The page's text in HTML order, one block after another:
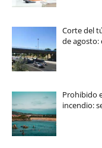
Corte del
de agosto:
Prohibido
incendio: